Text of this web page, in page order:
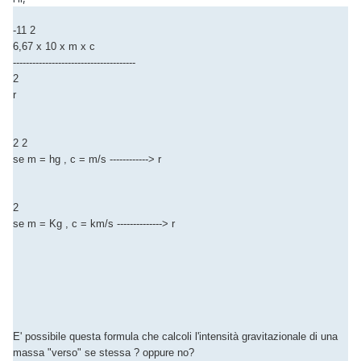
-11 2
6,67 x 10 x m x c
--------------------------------------
2
r
2 2
se m = hg , c = m/s ------------> r
2
se m = Kg , c = km/s --------------> r
E' possibile questa formula che calcoli l'intensità gravitazionale di una
massa "verso" se stessa ? oppure no?